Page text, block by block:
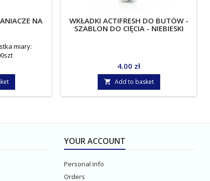
NA
miary:
WKŁADKI ACTIFRESH DO BUTÓW -
SZABLON DO CIĘCIA - NIEBIESKI
Price
4.00 zł
 Add to basket
YOUR ACCOUNT
Personal info
Orders